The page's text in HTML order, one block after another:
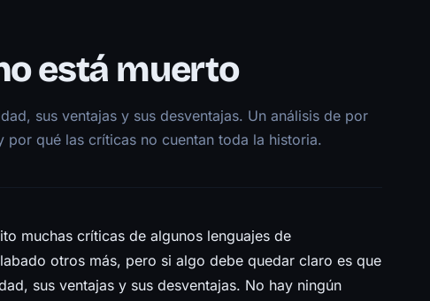
está muerto
sus ventajas y sus desventajas. Un análisis de por
por qué las críticas no cuentan toda la historia.
muchas críticas de algunos lenguajes de
otros más, pero si algo debe quedar claro es que
sus ventajas y sus desventajas. No hay ningún